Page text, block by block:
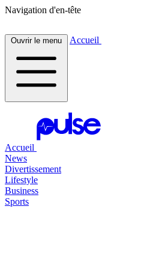
Navigation d'en-tête
Ouvrir le menu Accueil
Accueil
News
Divertissement
Lifestyle
Business
Sports